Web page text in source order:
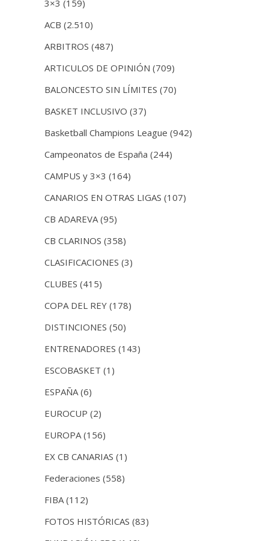
3×3 (159)
ACB (2.510)
ARBITROS (487)
ARTICULOS DE OPINIÓN (709)
BALONCESTO SIN LÍMITES (70)
BASKET INCLUSIVO (37)
Basketball Champions League (942)
Campeonatos de España (244)
CAMPUS y 3×3 (164)
CANARIOS EN OTRAS LIGAS (107)
CB ADAREVA (95)
CB CLARINOS (358)
CLASIFICACIONES (3)
CLUBES (415)
COPA DEL REY (178)
DISTINCIONES (50)
ENTRENADORES (143)
ESCOBASKET (1)
ESPAÑA (6)
EUROCUP (2)
EUROPA (156)
EX CB CANARIAS (1)
Federaciones (558)
FIBA (112)
FOTOS HISTÓRICAS (83)